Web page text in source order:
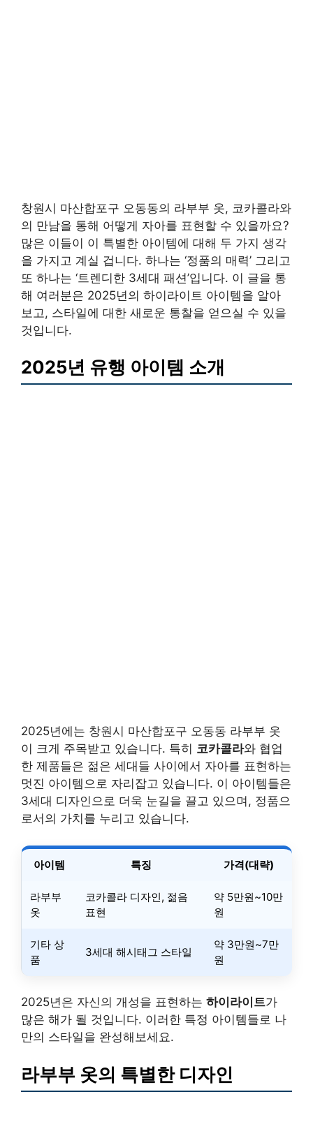
창원시 마산합포구 오동동의 라부부 옷, 코카콜라와
의 만남을 통해 어떻게 자아를 표현할 수 있을까요?
많은 이들이 이 특별한 아이템에 대해 두 가지 생각
을 가지고 계실 겁니다. 하나는 ‘정품의 매력’ 그리고
또 하나는 ‘트렌디한 3세대 패션’입니다. 이 글을 통
해 여러분은 2025년의 하이라이트 아이템을 알아
보고, 스타일에 대한 새로운 통찰을 얻으실 수 있을
것입니다.
2025년 유행 아이템 소개
2025년에는 창원시 마산합포구 오동동 라부부 옷
이 크게 주목받고 있습니다. 특히 코카콜라와 협업
한 제품들은 젊은 세대들 사이에서 자아를 표현하는
멋진 아이템으로 자리잡고 있습니다. 이 아이템들은
3세대 디자인으로 더욱 눈길을 끌고 있으며, 정품으
로서의 가치를 누리고 있습니다.
아이템 특징 가격(대략)
라부부
옷
코카콜라 디자인, 젊음
표현
약 5만원~10만
원
기타 상
품
3세대 해시태그 스타일
약 3만원~7만
원
2025년은 자신의 개성을 표현하는 하이라이트가
많은 해가 될 것입니다. 이러한 특정 아이템들로 나
만의 스타일을 완성해보세요.
라부부 옷의 특별한 디자인